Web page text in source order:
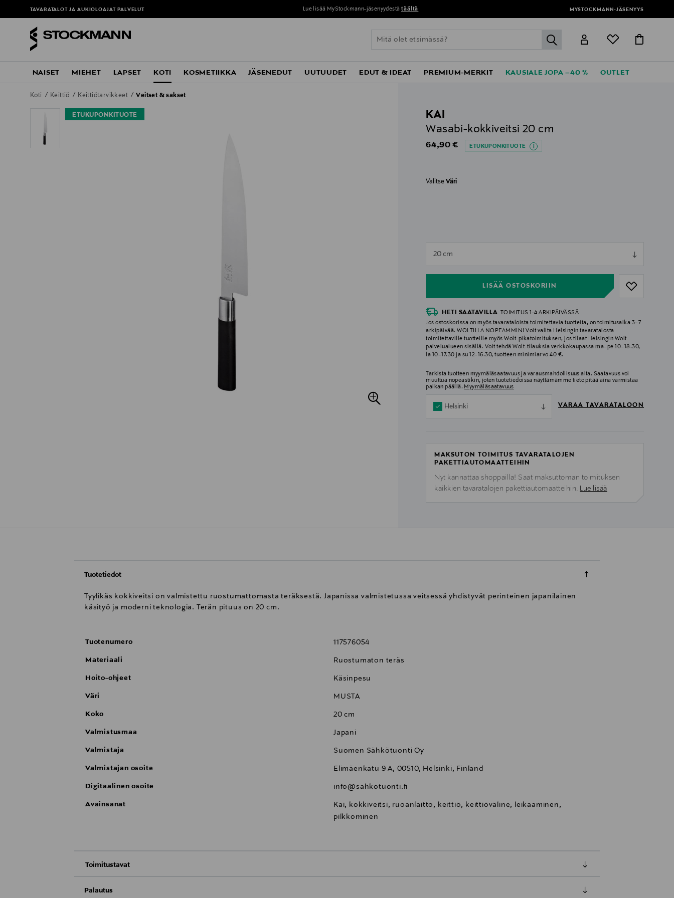
TAVARATALOT JA AUKIOLOAJAT PALVELUT Lue lisää MyStockmann-jäsenyydestä täältä MYSTOCKMANN-JÄSENYYS
label.header.go
NAISET MIEHET LAPSET KOTI KOSMETIIKKA JÄSENEDUT UUTUUDET EDUT & IDEAT PREMIUM-MERKIT KAUSIALE JOPA –40 % OUTLET
Koti Keittiö Keittiötarvikkeet Veitset & sakset
ETUKUPONKITUOTE
KAI
Wasabi-kokkiveitsi 20 cm
Original Price
64,90 € ETUKUPONKITUOTE
ValitseVäri
20 cm
LISÄÄ OSTOSKORIIN
HETI SAATAVILLA
TOIMITUS 1-4 ARKIPÄIVÄSSÄ
Jos ostoskorissa on myös tavarataloista toimitettavia tuotteita, on toimitusaika 3–7
arkipäivää. WOLTILLA NOPEAMMIN! Voit valita Helsingin tavaratalosta
toimitettaville tuotteille myös Wolt-pikatoimituksen, jos tilaat Helsingin Wolt-
palvelualueen sisällä. Voit tehdä Wolt-tilauksia verkkokaupassa ma–pe 10–18.30,
la 10–17.30 ja su 12–16.30, tuotteen minimiarvo 40 €.
Tarkista tuotteen myymäläsaatavuus ja varausmahdollisuus alta. Saatavuus voi
muuttua nopeastikin, joten tuotetiedoissa näyttämämme tieto pitää aina varmistaa
paikan päällä. Myymäläsaatavuus
Helsinki VARAA TAVARATALOON
MAKSUTON TOIMITUS TAVARATALOJEN
PAKETTIAUTOMAATTEIHIN
Nyt kannattaa shoppailla! Saat maksuttoman toimituksen
kaikkien tavaratalojen pakettiautomaatteihin. Lue lisää
Tuotetiedot
Tyylikäs kokkiveitsi on valmistettu ruostumattomasta teräksestä. Japanissa valmistetussa veitsessä yhdistyvät perinteinen japanilainen
käsityö ja moderni teknologia. Terän pituus on 20 cm.
Tuotenumero 117576054
Materiaali Ruostumaton teräs
Hoito-ohjeet Käsinpesu
Väri MUSTA
Koko 20 cm
Valmistusmaa Japani
Valmistaja Suomen Sähkötuonti Oy
Valmistajan osoite Elimäenkatu 9 A, 00510, Helsinki, Finland
Digitaalinen osoite info@sahkotuonti.fi
Avainsanat
Kai, kokkiveitsi, ruoanlaitto, keittiö, keittiöväline, leikaaminen,
pilkkominen
Toimitustavat
Palautus